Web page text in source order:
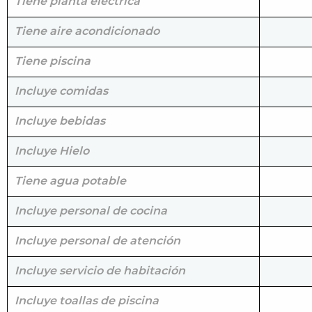
Tiene aire acondicionado
Tiene piscina
Incluye comidas
Incluye bebidas
Incluye Hielo
Tiene agua potable
Incluye personal de cocina
Incluye personal de atención
Incluye servicio de habitación
Incluye toallas de piscina